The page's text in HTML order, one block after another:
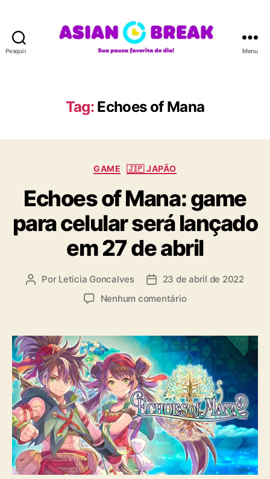
Pesquisar
A
N
R
A
Menu
Tag: Echoes of Mana
C
t
e
g
o
r
i
GAME 🇯🇵 JAPÃO
Echoes of Mana: game
para celular será lançado
em 27 de abril
A
r
d
o
p
o
s
t
Por Leticia Goncalves
D
d
p
u
b
l
i
c
a
ã
23 de abril de 2022
Nenhum comentárioe
c
h
o
e
s
o
f
M
a
n
a